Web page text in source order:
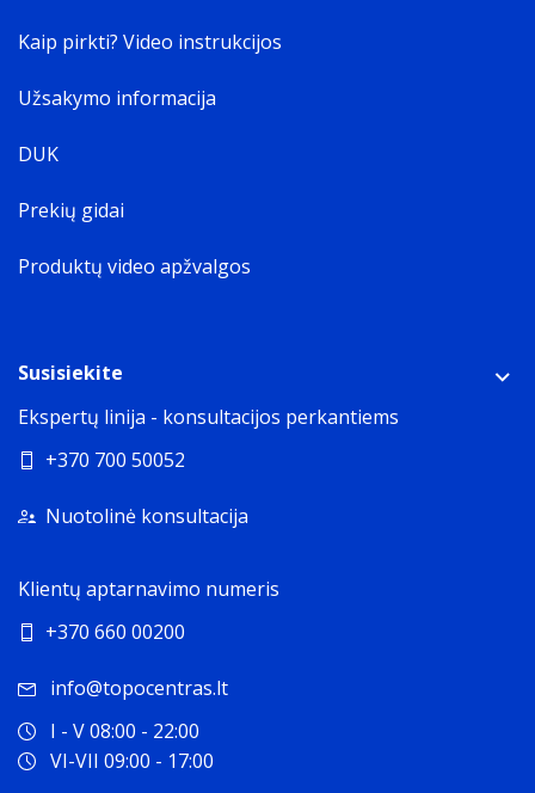
Kaip pirkti? Video instrukcijos
Užsakymo informacija
DUK
Prekių gidai
Produktų video apžvalgos
Susisiekite
Ekspertų linija - konsultacijos perkantiems
+370 700 50052
Nuotolinė konsultacija
Klientų aptarnavimo numeris
+370 660 00200
info@topocentras.lt
I - V 08:00 - 22:00
VI-VII 09:00 - 17:00